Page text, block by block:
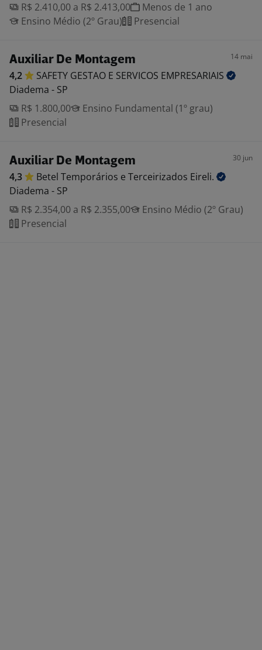
R$ 2.410,00 a R$ 2.413,00
Menos de 1 ano
Ensino Médio (2º Grau)
Presencial
Auxiliar De Montagem 14 mai
4,2 SAFETY GESTAO E SERVICOS EMPRESARIAIS
Diadema - SP
R$ 1.800,00
Ensino Fundamental (1º grau)
Presencial
Auxiliar De Montagem 30 jun
4,3 Betel Temporários e Terceirizados Eireli.
Diadema - SP
R$ 2.354,00 a R$ 2.355,00
Ensino Médio (2º Grau)
Presencial